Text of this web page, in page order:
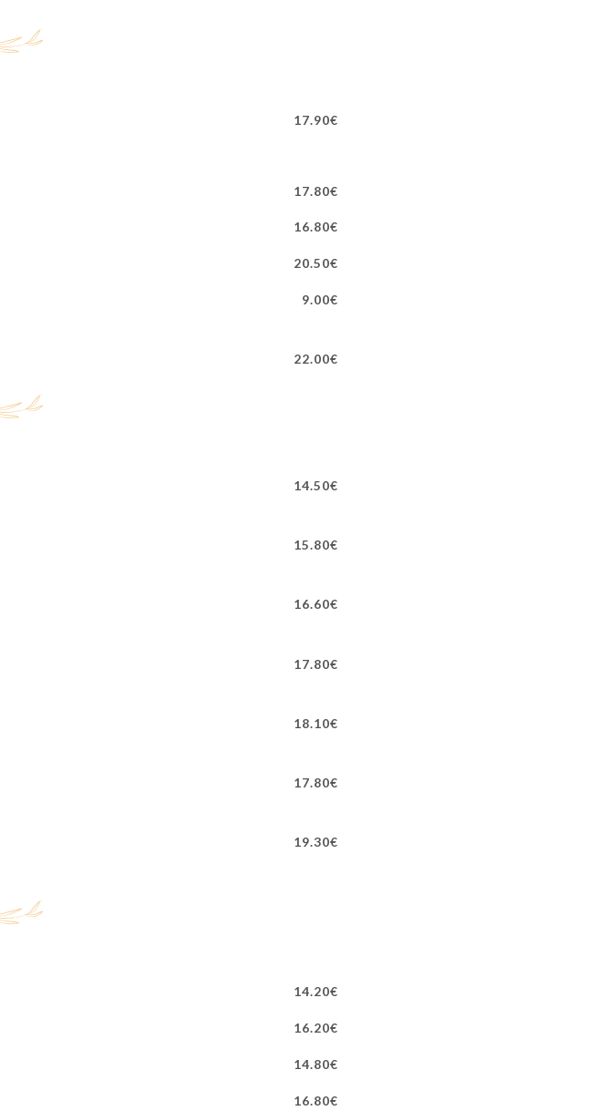
17.90€
17.80€
16.80€
20.50€
9.00€
22.00€
14.50€
15.80€
16.60€
17.80€
18.10€
17.80€
19.30€
14.20€
16.20€
14.80€
16.80€